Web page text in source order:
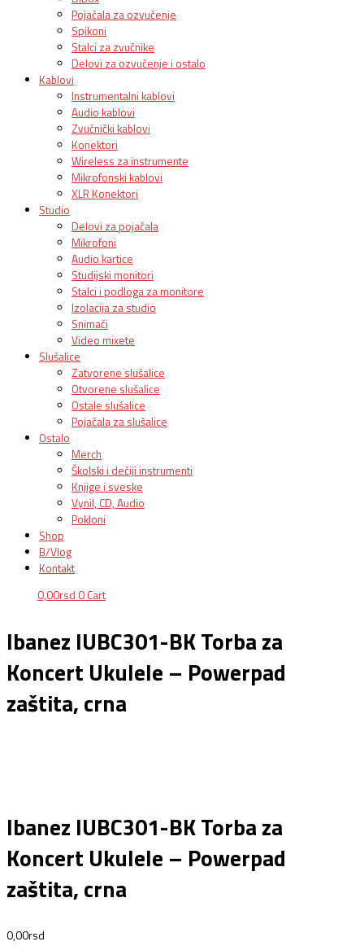
Pojačala za ozvučenje
Spikoni
Stalci za zvučnike
Delovi za ozvučenje i ostalo
Kablovi
Instrumentalni kablovi
Audio kablovi
Zvučnički kablovi
Konektori
Wireless za instrumente
Mikrofonski kablovi
XLR Konektori
Studio
Delovi za pojačala
Mikrofoni
Audio kartice
Studijski monitori
Stalci i podloga za monitore
Izolacija za studio
Snimači
Video mixete
Slušalice
Zatvorene slušalice
Otvorene slušalice
Ostale slušalice
Pojačala za slušalice
Ostalo
Merch
Školski i dečiji instrumenti
Knjige i sveske
Vynil, CD, Audio
Pokloni
Shop
B/Vlog
Kontakt
0,00rsd 0 Cart
Ibanez IUBC301-BK Torba za
Koncert Ukulele – Powerpad
zaštita, crna
Ibanez IUBC301-BK Torba za
Koncert Ukulele – Powerpad
zaštita, crna
0,00rsd